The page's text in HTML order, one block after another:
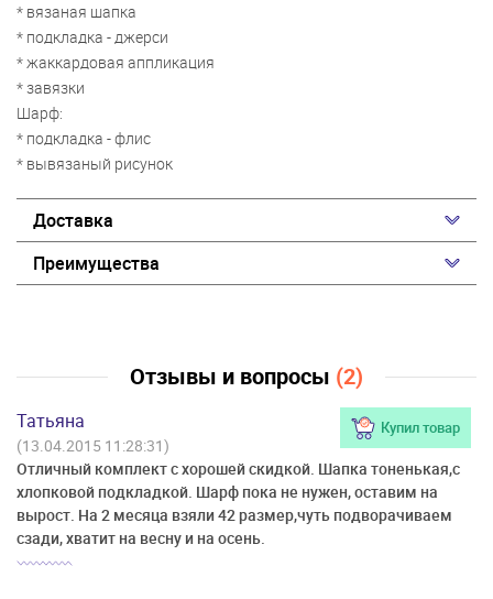
* вязаная шапка
* подкладка - джерси
* жаккардовая аппликация
* завязки
Шарф:
* подкладка - флис
* вывязаный рисунок
Доставка
Преимущества
Отзывы и вопросы (2)
Татьяна Купил товар
(13.04.2015 11:28:31)
Отличный комплект с хорошей скидкой. Шапка тоненькая,с
хлопковой подкладкой. Шарф пока не нужен, оставим на
вырост. На 2 месяца взяли 42 размер,чуть подворачиваем
сзади, хватит на весну и на осень.